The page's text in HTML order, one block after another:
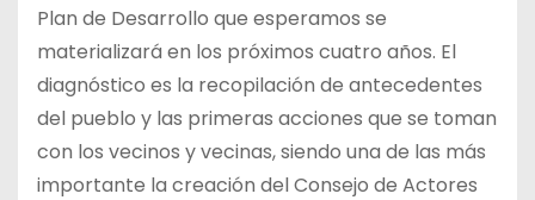
Plan de Desarrollo que esperamos se
materializará en los próximos cuatro años. El
diagnóstico es la recopilación de antecedentes
del pueblo y las primeras acciones que se toman
con los vecinos y vecinas, siendo una de las más
importante la creación del Consejo de Actores